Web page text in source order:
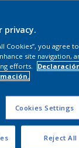
Blanco más
privacy.
Cookies”, you agree
site navigation,
efforts.
Cookies Settings
Reject All